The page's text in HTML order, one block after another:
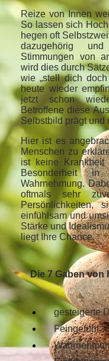
Reize von Innen
So lassen sich
hegen oft
dazugehörig
Stimmungen von
wird dies durch
wie „stell dich
heute wieder
jetzt schon
Betroffene diese
Selbstbild prägt und
Hier ist es
Menschen zu
ist keine Krankheit
Besonderheit in
Wahrnehmung.
oftmals sehr
Persönlichkeiten,
einfühlsam und
Stärke und
liegt Ihre Chance.
Die 7 Gaben von
gesteigerte
Feingefühl